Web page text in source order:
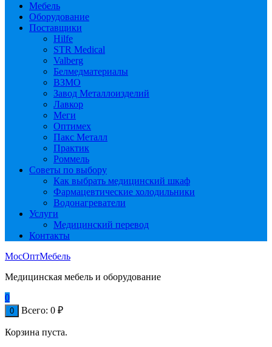
Мебель
Оборудование
Поставщики
Hilfe
STR Medical
Valberg
Белмедматериалы
ВЗМО
Завод Металлоизделий
Лавкор
Меги
Оптимех
Пакс Металл
Практик
Роммель
Советы по выбору
Как выбрать медицинский шкаф
Фармацевтические холодильники
Водонагреватели
Услуги
Медицинский перевод
Контакты
МосОптМебель
Медицинская мебель и оборудование
0
0 Всего: 0 ₽
Корзина пуста.